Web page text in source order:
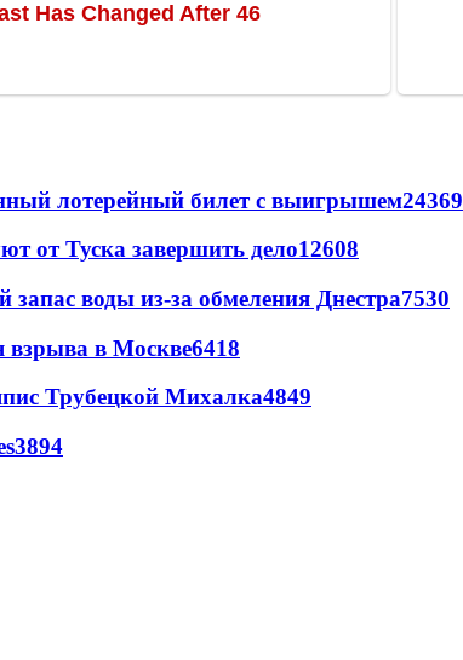
лотерейный билет с выигрышем24369
от Туска завершить дело12608
запас воды из-за обмеления Днестра7530
взрыва в Москве6418
Трубецкой Михалка4849
3894